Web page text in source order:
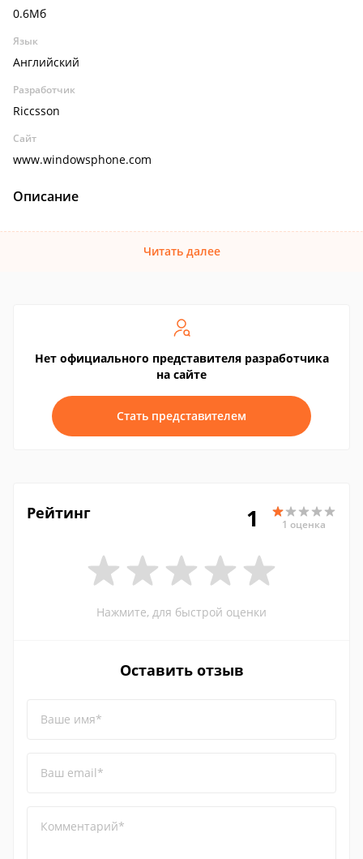
0.6Мб
Язык
Английский
Разработчик
Riccsson
Сайт
www.windowsphone.com
Описание
Читать далее
Нет официального представителя разработчика
на сайте
Стать представителем
Рейтинг 1 1 оценка
Нажмите, для быстрой оценки
Оставить отзыв
Ваше имя*
Ваш email*
Комментарий*